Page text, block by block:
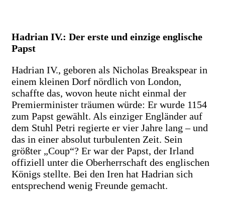
Hadrian IV.: Der erste und einzige englische
Papst
Hadrian IV., geboren als Nicholas Breakspear in
einem kleinen Dorf nördlich von London,
schaffte das, wovon heute nicht einmal der
Premierminister träumen würde: Er wurde 1154
zum Papst gewählt. Als einziger Engländer auf
dem Stuhl Petri regierte er vier Jahre lang – und
das in einer absolut turbulenten Zeit. Sein
größter „Coup“? Er war der Papst, der Irland
offiziell unter die Oberherrschaft des englischen
Königs stellte. Bei den Iren hat Hadrian sich
entsprechend wenig Freunde gemacht.